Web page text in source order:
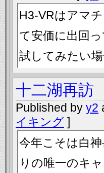
H3-VRはアマ
て安価に出回
試してみたい
十二湖再訪
Published by y2
イキング ]
今年こそは白
りの唯一のキ